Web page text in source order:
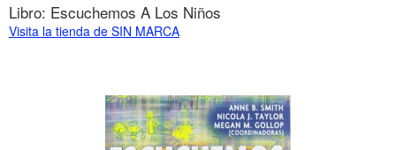
Libro: Escuchemos A Los Niños
Visita la tienda de SIN MARCA